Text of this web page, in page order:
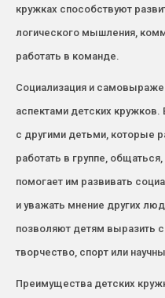
кружках способствуют
логического мышления,
работать в команде.
Социализация и
аспектами детских кружков.
с другими детьми, которые
работать в группе,
помогает им развивать
и уважать мнение других
позволяют детям выразить
творчество, спорт или
Преимущества детских